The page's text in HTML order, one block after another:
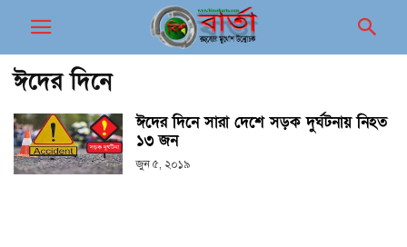
ঈদের দিনে
ঈদের দিনে সারা দেশে সড়ক দুর্ঘটনায় নিহত
১৩ জন
জুন ৫, ২০১৯